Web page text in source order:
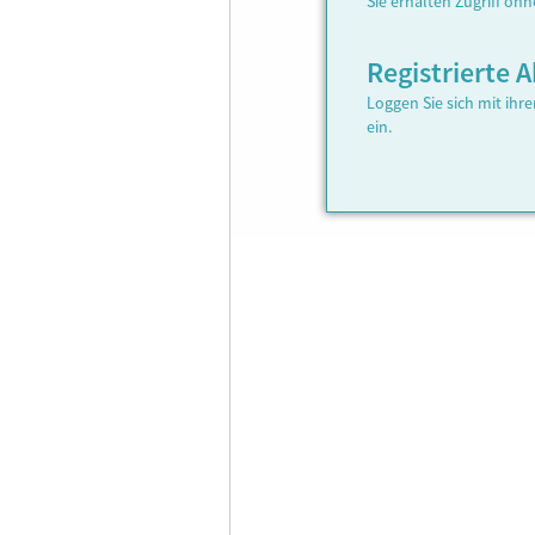
Registrierte
Loggen Sie sich mit
ein.